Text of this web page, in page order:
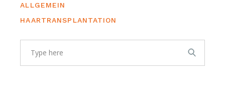
ALLGEMEIN
HAARTRANSPLANTATION